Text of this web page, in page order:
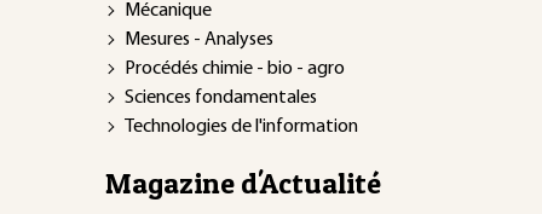
Mécanique
Mesures - Analyses
Procédés chimie - bio - agro
Sciences fondamentales
Technologies de l'information
Magazine d'Actualité